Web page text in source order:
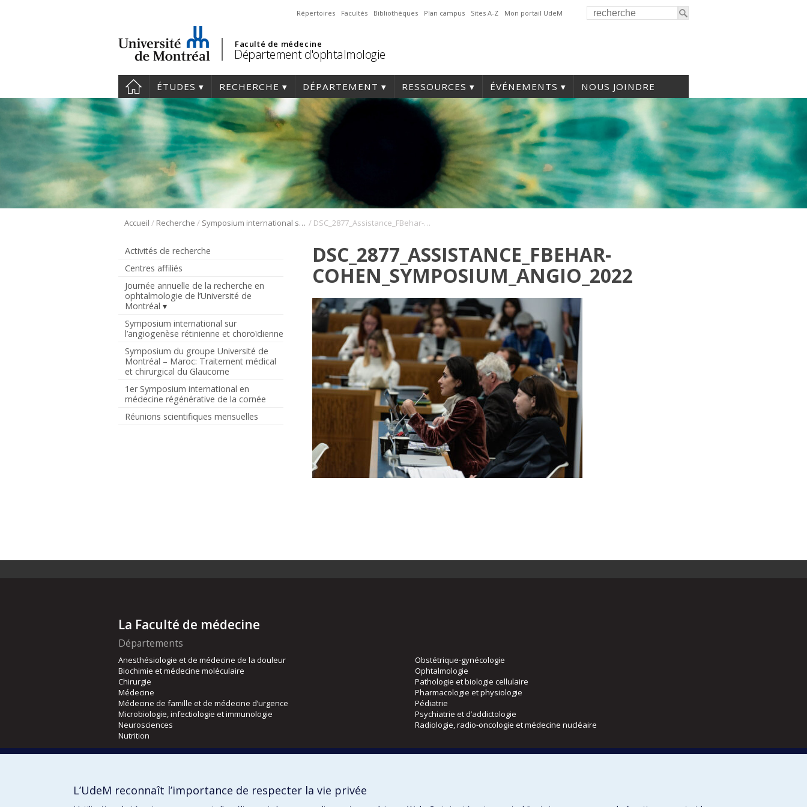
Répertoires Facultés Bibliothèques Plan campus Sites A-Z Mon portail UdeM
Faculté de médecine
Département d'ophtalmologie
ÉTUDES RECHERCHE DÉPARTEMENT RESSOURCES ÉVÉNEMENTS NOUS JOINDRE
Accueil / Recherche / Symposium international sur l’angiogenèse rétinienne et choroïdienne / DSC_2877_Assistance_FBehar-Cohen_Symposium_Angio_2022
Activités de recherche
Centres affiliés
Journée annuelle de la recherche en
ophtalmologie de l’Université de
Montréal
Symposium international sur
l’angiogenèse rétinienne et choroïdienne
Symposium du groupe Université de
Montréal – Maroc: Traitement médical
et chirurgical du Glaucome
1er Symposium international en
médecine régénérative de la cornée
Réunions scientifiques mensuelles
DSC_2877_ASSISTANCE_FBEHAR-
COHEN_SYMPOSIUM_ANGIO_2022
La Faculté de médecine
Départements
Anesthésiologie et de médecine de la douleur
Biochimie et médecine moléculaire
Chirurgie
Médecine
Médecine de famille et de médecine d’urgence
Microbiologie, infectiologie et immunologie
Neurosciences
Nutrition
Obstétrique-gynécologie
Ophtalmologie
Pathologie et biologie cellulaire
Pharmacologie et physiologie
Pédiatrie
Psychiatrie et d’addictologie
Radiologie, radio-oncologie et médecine nucléaire
Orthophonie et audiologie
L’UdeM reconnaît l’importance de respecter la vie privée